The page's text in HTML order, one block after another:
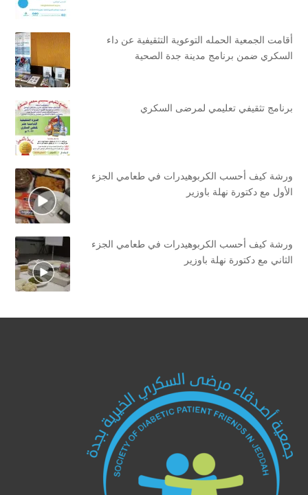
أقامت الجمعية الحمله التوعوية التثقيفية عن داء
السكري ضمن برنامج مدينة جدة الصحية
برنامج تثقيفي تعليمي لمرضى السكري
ورشة كيف أحسب الكربوهيدرات في طعامي الجزء
الأول مع دكتورة نهلة باوزير
ورشة كيف أحسب الكربوهيدرات في طعامي الجزء
الثاني مع دكتورة نهلة باوزير